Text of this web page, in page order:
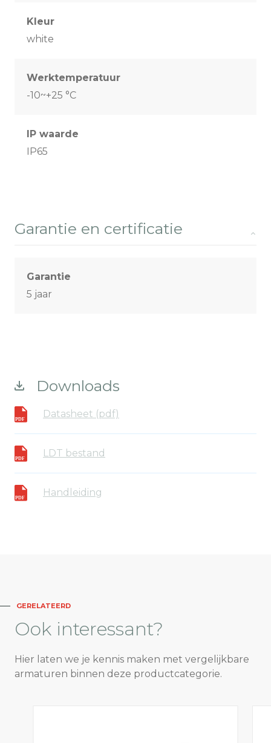
Kleur
white
Werktemperatuur
-10~+25 °C
IP waarde
IP65
Garantie en certificatie
Garantie
5 jaar
Downloads
Datasheet (pdf)
LDT bestand
Handleiding
GERELATEERD
Ook interessant?
Hier laten we je kennis maken met vergelijkbare
armaturen binnen deze productcategorie.